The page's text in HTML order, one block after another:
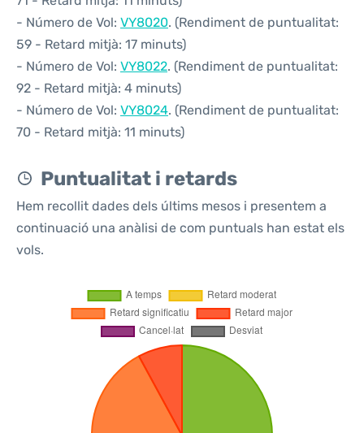
- Número de Vol: VY8020. (Rendiment de puntualitat:
59 - Retard mitjà: 17 minuts)
- Número de Vol: VY8022. (Rendiment de puntualitat:
92 - Retard mitjà: 4 minuts)
- Número de Vol: VY8024. (Rendiment de puntualitat:
70 - Retard mitjà: 11 minuts)
Puntualitat i retards
Hem recollit dades dels últims mesos i presentem a
continuació una anàlisi de com puntuals han estat els
vols.